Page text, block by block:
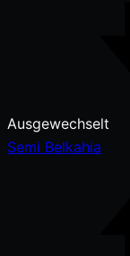
Ausgewechselt
Semi Belkahia